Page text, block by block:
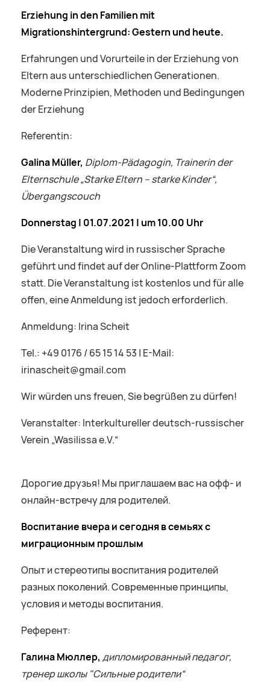
Erziehung in den Familien mit
Migrationshintergrund:Gestern und heute.
Erfahrungen und Vorurteile in der Erziehung von
Eltern aus unterschiedlichen Generationen.
Moderne Prinzipien, Methoden und Bedingungen
der Erziehung
Referentin:
Galina Müller, Diplom-Pädagogin, Trainerin der
Elternschule „Starke Eltern – starke Kinder“,
Übergangscouch
Donnerstag | 01.07.2021 | um 10.00 Uhr
Die Veranstaltung wird in russischer Sprache
geführt und findet auf der Online-Plattform Zoom
statt. Die Veranstaltung ist kostenlos und für alle
offen, eine Anmeldung ist jedoch erforderlich.
Anmeldung: Irina Scheit
Tel.: +49 0176 / 65 15 14 53 | E-Mail:
irinascheit@gmail.com
Wir würden uns freuen, Sie begrüßen zu dürfen!
Veranstalter: Interkultureller deutsch-russischer
Verein „Wasilissa e.V.“
Дорогие друзья! Мы приглашаем вас на офф- и
онлайн-встречу для родителей.
Воспитание вчера и сегодняв семьях с
миграционным прошлым
Опыт и стереотипы воспитания родителей
разных поколений. Современные принципы,
условия и методы воспитания.
Референт:
Галина Мюллер, дипломированный педагог,
тренер школы "Сильные родители“